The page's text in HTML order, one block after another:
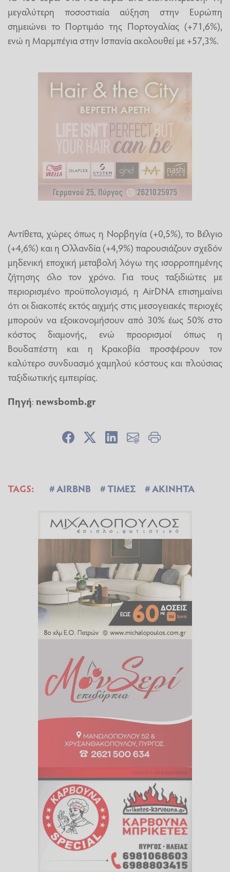
μεγαλύτερη ποσοστιαία αύξηση στην Ευρώπη
σημειώνει το Πορτιμάο της Πορτογαλίας (+71,6%),
ενώ η Μαρμπέγια στην Ισπανία ακολουθεί με +57,3%.
Αντίθετα, χώρες όπως η Νορβηγία (+0,5%), το Βέλγιο
(+4,6%) και η Ολλανδία (+4,9%) παρουσιάζουν σχεδόν
μηδενική εποχική μεταβολή λόγω της ισορροπημένης
ζήτησης όλο τον χρόνο. Για τους ταξιδιώτες με
περιορισμένο προϋπολογισμό, η AirDNA επισημαίνει
ότι οι διακοπές εκτός αιχμής στις μεσογειακές περιοχές
μπορούν να εξοικονομήσουν από 30% έως 50% στο
κόστος διαμονής, ενώ προορισμοί όπως η
Βουδαπέστη και η Κρακοβία προσφέρουν τον
καλύτερο συνδυασμό χαμηλού κόστους και πλούσιας
ταξιδιωτικής εμπειρίας.
Πηγή:newsbomb.gr
TAGS: AIRBNB ΤΙΜΕΣ ΑΚΙΝΗΤΑ